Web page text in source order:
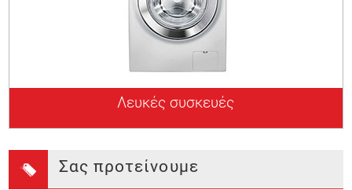
Λευκές συσκευές
Σας προτείνουμε